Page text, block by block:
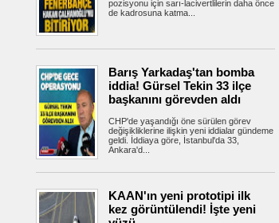
mevkiinde seyir halindeki otomobil...
Öztekin’den Sivas, Giresun ve Gümüşhane’de
gönül buluşmaları
Kağıthane Belediye Başkanı Mevlüt Öztekin,
Anadolu ziyaretleri kapsamında...
15 Temmuz hain darbe girişiminde Muğla'nın
Marmaris ilçesinde Cumhurbaşkanı...
pozisyonu için sarı-lacivertlilerin daha önce
de kadrosuna katma...
Barış Yarkadaş'tan bomba
iddia! Gürsel Tekin 33 ilçe
başkanını görevden aldı
CHP'de yaşandığı öne sürülen görev
değişikliklerine ilişkin yeni iddialar gündeme
geldi. İddiaya göre, İstanbul'da 33,
Ankara'd...
KAAN'ın yeni prototipi ilk
kez görüntülendi! İşte yeni